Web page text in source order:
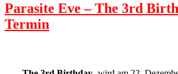
Parasite Eve – The 3rd
Termin